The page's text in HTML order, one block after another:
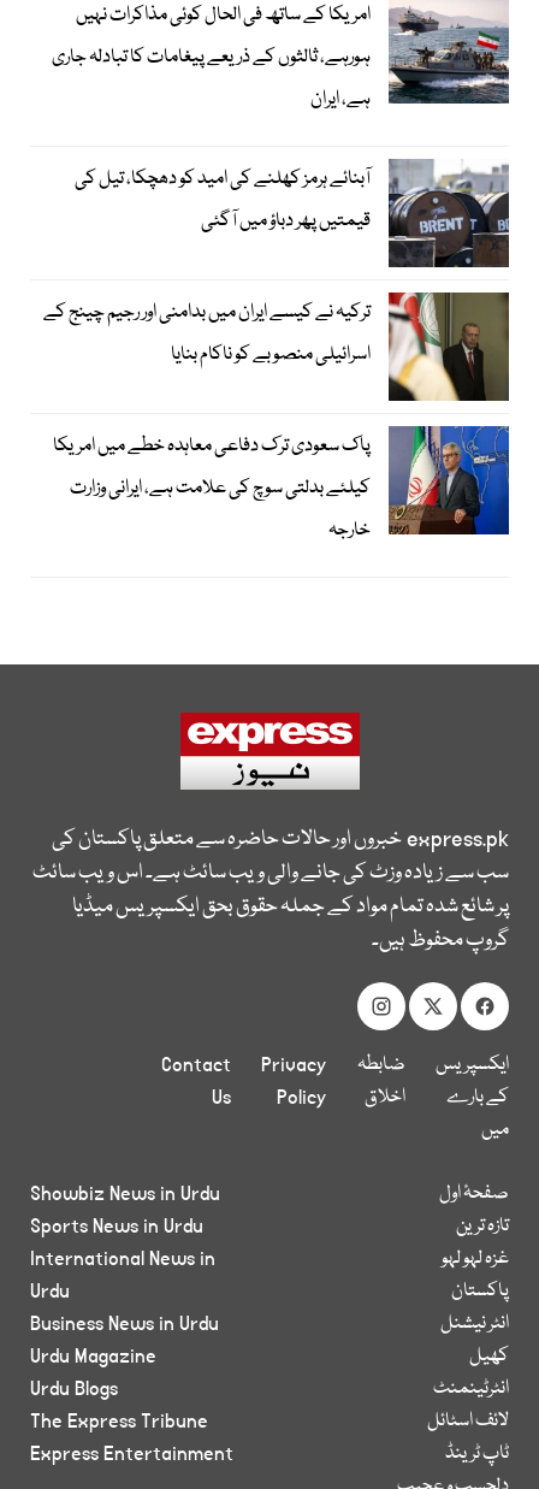
امریکا کے ساتھ فی الحال کوئی مذاکرات نہیں
ہورہے، ثالثوں کے ذریعے پیغامات کا تبادلہ جاری
ہے، ایران
آبنائے ہرمز کھلنے کی امید کو دھچکا، تیل کی
قیمتیں پھر دباؤ میں آگئی
ترکیہ نے کیسے ایران میں بدامنی اور رجیم چینج کے
اسرائیلی منصوبے کو ناکام بنایا
پاک سعودی ترک دفاعی معاہدہ خطے میں امریکا
کیلئے بدلتی سوچ کی علامت ہے، ایرانی وزارت
خارجہ
express.pkخبروں اور حالات حاضرہ سے متعلق پاکستان کی
سب سے زیادہ وزٹ کی جانے والی ویب سائٹ ہے۔ اس ویب سائٹ
پر شائع شدہ تمام مواد کے جملہ حقوق بحق ایکسپریس میڈیا
گروپ محفوظ ہیں۔
ایکسپریس
کے بارے
میں
ضابطہ
اخلاق
Privacy
Policy
Contact
Us
صفحۂ اول
تازہ ترین
غزہ لہو لہو
پاکستان
انٹر نیشنل
کھیل
انٹرٹینمنٹ
لائف اسٹائل
ٹاپ ٹرینڈ
Showbiz News in Urdu
Sports News in Urdu
International News in
Urdu
Business News in Urdu
Urdu Magazine
Urdu Blogs
The Express Tribune
Express Entertainment